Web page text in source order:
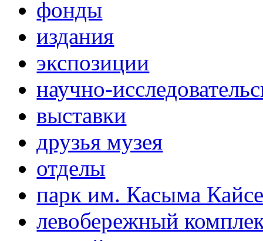
фонды
издания
экспозиции
научно-
выставки
друзья музея
отделы
парк им. Касыма
левобережный